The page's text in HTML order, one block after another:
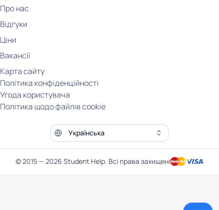
Про нас
Відгуки
Ціни
Вакансії
Карта сайту
Політика конфіденційності
Угода користувача
Політика щодо файлів cookie
Мова сайту
© 2015 — 2026 Student Help. Всі права захищені